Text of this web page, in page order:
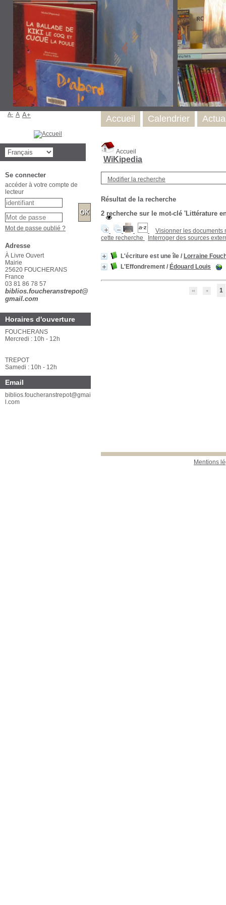
Accueil
WiKipedia
Modifier la recherche
Résultat de la recherche
2 recherche sur le mot-clé 'Littérature
Visionner les documents
cette recherche
Interroger des sources
L'écriture est une île / Lorraine
L'Effondrement / Édouard Louis
1
Mentions
Accueil Calendrier
A- A A+
Se connecter
accéder à votre compte de
lecteur
Mot de passe oublié ?
Adresse
À Livre Ouvert
Mairie
25620 FOUCHERANS
France
03 81 86 78 57
biblios.foucheranstrepot@
gmail.com
Horaires d'ouverture
FOUCHERANS
Mercredi : 10h - 12h
TREPOT
Samedi : 10h - 12h
Email
biblios.foucheranstrepot@gmai
l.com